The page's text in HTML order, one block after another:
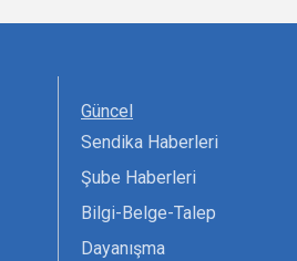
Güncel
Sendika Haberleri
Şube Haberleri
Bilgi-Belge-Talep
Dayanışma